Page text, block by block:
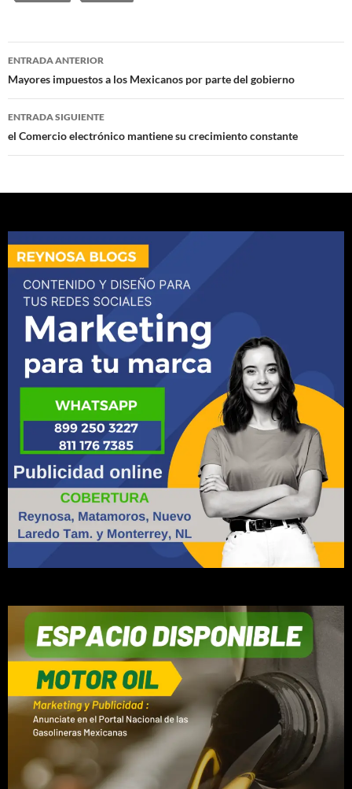
Navegación
de
entradas
ENTRADA ANTERIOR
Mayores impuestos a los Mexicanos por parte del gobierno
ENTRADA SIGUIENTE
el Comercio electrónico mantiene su crecimiento constante